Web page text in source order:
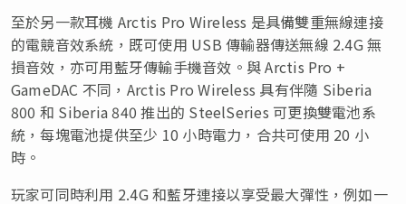
至於另一款耳機 Arctis Pro Wireless 是具備雙重無線連接
的電競音效系統，既可使用 USB 傳輸器傳送無線 2.4G 無
損音效，亦可用藍牙傳輸手機音效。與 Arctis Pro +
GameDAC 不同，Arctis Pro Wireless 具有伴隨 Siberia
800 和 Siberia 840 推出的 SteelSeries 可更換雙電池系
統，每塊電池提供至少 10 小時電力，合共可使用 20 小
時。
玩家可同時利用 2.4G 和藍牙連接以享受最大彈性，例如一